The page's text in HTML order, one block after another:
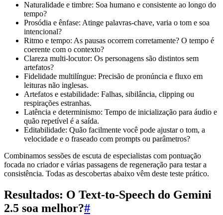
Naturalidade e timbre: Soa humano e consistente ao longo do
tempo?
Prosódia e ênfase: Atinge palavras-chave, varia o tom e soa
intencional?
Ritmo e tempo: As pausas ocorrem corretamente? O tempo é
coerente com o contexto?
Clareza multi-locutor: Os personagens são distintos sem
artefatos?
Fidelidade multilíngue: Precisão de pronúncia e fluxo em
leituras não inglesas.
Artefatos e estabilidade: Falhas, sibilância, clipping ou
respirações estranhas.
Latência e determinismo: Tempo de inicialização para áudio e
quão repetível é a saída.
Editabilidade: Quão facilmente você pode ajustar o tom, a
velocidade e o fraseado com prompts ou parâmetros?
Combinamos sessões de escuta de especialistas com pontuação
focada no criador e várias passagens de regeneração para testar a
consistência. Todas as descobertas abaixo vêm deste teste prático.
Resultados: O Text-to-Speech do Gemini
2.5 soa melhor?#